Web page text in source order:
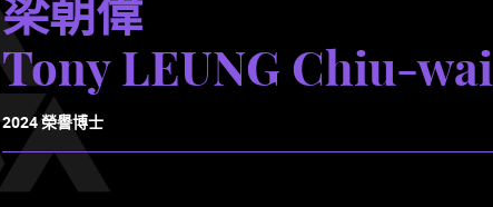
梁朝偉
Tony LEUNG Chiu-wai
2024 榮譽博士